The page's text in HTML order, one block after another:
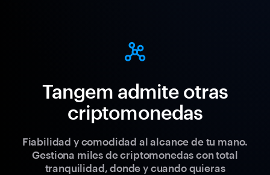
Tangem admite otras
criptomonedas
Fiabilidad y comodidad al alcance de tu mano.
Gestiona miles de criptomonedas con total
tranquilidad, donde y cuando quieras